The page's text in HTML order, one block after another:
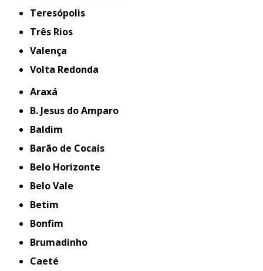
Teresópolis
Três Rios
Valença
Volta Redonda
Araxá
B. Jesus do Amparo
Baldim
Barão de Cocais
Belo Horizonte
Belo Vale
Betim
Bonfim
Brumadinho
Caeté